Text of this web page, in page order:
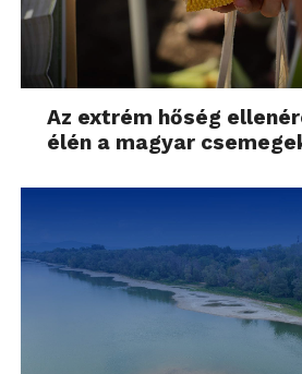
Az extrém hőség
élén a magyar